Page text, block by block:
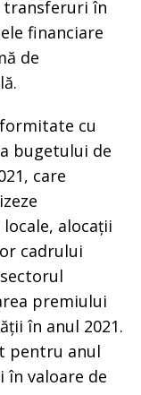
transferuri în
financiare
de
cu
bugetului de
care
alocații
cadrului
premiului
în anul 2021.
pentru anul
valoare de